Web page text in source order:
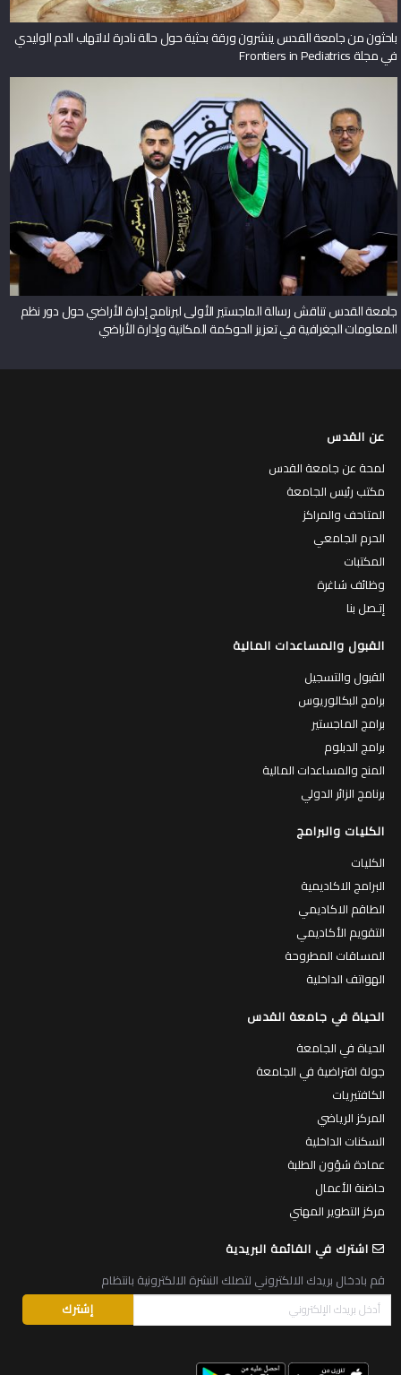
باحثون من جامعة القدس ينشرون ورقة بحثية حول حالة نادرة لالتهاب الدم الوليدي
في مجلة Frontiers in Pediatrics
جامعة القدس تناقش رسالة الماجستير الأولى لبرنامج إدارة الأراضي حول دور نظم
المعلومات الجغرافية في تعزيز الحوكمة المكانية وإدارة الأراضي
عن القدس
لمحة عن جامعة القدس
مكتب رئيس الجامعة
المتاحف والمراكز
الحرم الجامعي
المكتبات
وظائف شاغرة
إتـصل بنا
القبول والمساعدات المالية
القبول والتسجيل
برامج البكالوريوس
برامج الماجستير
برامج الدبلوم
المنح والمساعدات المالية
برنامج الزائر الدولي
الكليات والبرامج
الكليات
البرامج الاكاديمية
الطاقم الاكاديمي
التقويم الأكاديمي
المساقات المطروحة
الهواتف الداخلية
الحياة في جامعة القدس
الحياة في الجامعة
جولة افتراضية في الجامعة
الكافتيريات
المركز الرياضي
السكنات الداخلية
عمادة شؤون الطلبة
حاضنة الأعمال
مركز التطوير المهني
اشترك في القائمة البريدية
قم بادخال بريدك الالكتروني لتصلك النشرة الالكترونية بانتظام